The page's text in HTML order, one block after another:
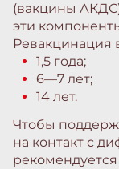
(вакцины
эти
Ревакцинация
1,5 года;
6—7 лет;
14 лет.
Чтобы
на контакт с